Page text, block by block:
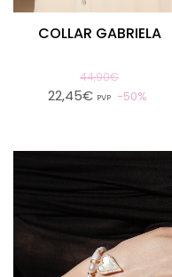
COLLAR GABRIELA
44,90€
22,45€ PVP 50%